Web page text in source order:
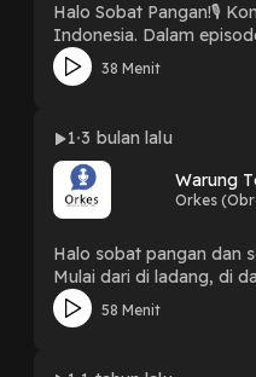
Halo Sobat Pangan!🎙️
Indonesia. Dalam episode terbaru Obrolin Pangan, kita membahas bagaimana The Agreement on Reciprocal Trade (ART) dan konflik Timur
Tengah dapat memengaruhi
yang semakin tidak pasti,
#TimurTengah
38 Menit
1 3 bulan lalu
Warung
Orkes
Halo sobat pangan dan
Mulai dari di ladang, di
dari perempuan di NTT
sebagai penopang
melihat bagaimana
58 Menit